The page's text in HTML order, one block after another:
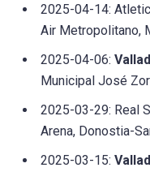
2025-04-14:
Air Metropolitano,
2025-04-06:
Municipal José
2025-03-29: Real
Arena, Donostia-
2025-03-15: